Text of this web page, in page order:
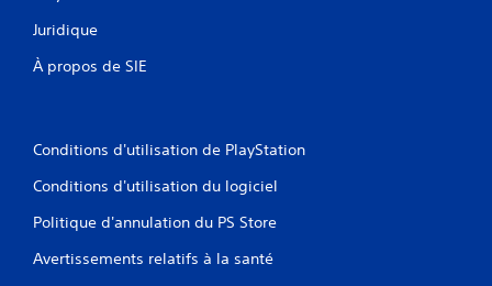
Juridique
À propos de SIE
Conditions d'utilisation de PlayStation
Conditions d'utilisation du logiciel
Politique d'annulation du PS Store
Avertissements relatifs à la santé